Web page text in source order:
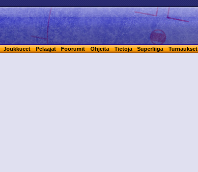
Joukkueet Pelaajat Foorumit Ohjeita Tietoja Superliiga Turnaukset